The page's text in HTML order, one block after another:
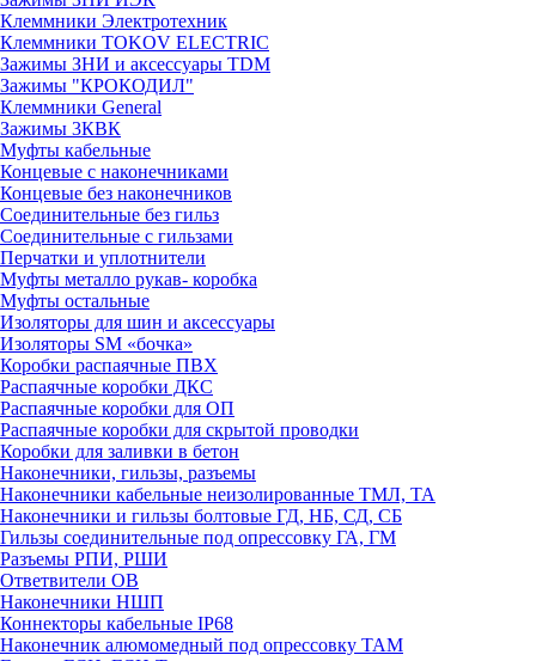
Клеммники Электротехник
Клеммники TOKOV ELECTRIC
Зажимы ЗНИ и аксессуары TDM
Зажимы "КРОКОДИЛ"
Клеммники General
Зажимы 3КВК
Муфты кабельные
Концевые с наконечниками
Концевые без наконечников
Соединительные без гильз
Соединительные с гильзами
Перчатки и уплотнители
Муфты металло рукав- коробка
Муфты остальные
Изоляторы для шин и аксессуары
Изоляторы SM «бочка»
Коробки распаячные ПВХ
Распаячные коробки ДКС
Распаячные коробки для ОП
Распаячные коробки для скрытой проводки
Коробки для заливки в бетон
Наконечники, гильзы, разъемы
Наконечники кабельные неизолированные ТМЛ, ТА
Наконечники и гильзы болтовые ГД, НБ, СД, СБ
Гильзы соединительные под опрессовку ГА, ГМ
Разъемы РПИ, РШИ
Ответвители ОВ
Наконечники НШП
Коннекторы кабельные IP68
Наконечник алюмомедный под опрессовку ТАМ